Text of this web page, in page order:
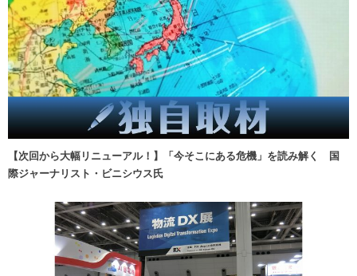
【次回から大幅リニューアル！】「今そこにある危機」を読み解く 国
際ジャーナリスト・ビニシウス氏